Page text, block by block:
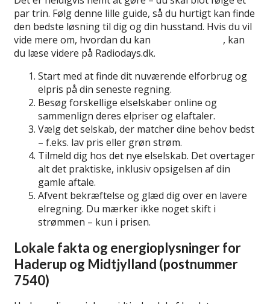
par trin. Følg denne lille guide, så du hurtigt kan finde
den bedste løsning til dig og din husstand. Hvis du vil
vide mere om, hvordan du kan
, kan
du læse videre på Radiodays.dk.
Start med at finde dit nuværende elforbrug og
elpris på din seneste regning.
Besøg forskellige elselskaber online og
sammenlign deres elpriser og elaftaler.
Vælg det selskab, der matcher dine behov bedst
– f.eks. lav pris eller grøn strøm.
Tilmeld dig hos det nye elselskab. Det overtager
alt det praktiske, inklusiv opsigelsen af din
gamle aftale.
Afvent bekræftelse og glæd dig over en lavere
elregning. Du mærker ikke noget skift i
strømmen – kun i prisen.
Lokale fakta og energioplysninger for
Haderup og Midtjylland (postnummer
7540)